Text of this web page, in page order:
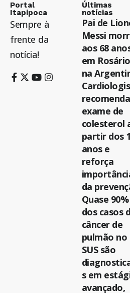
Portal
Itapipoca
Sempre à
frente da
notícia!
Últimas
notícias
Pai de
Messi
aos 68
em
na
recomenda
exame de
colesterol
partir dos
anos e
reforça
da
Quase 90%
dos casos
câncer de
pulmão no
SUS são
s em
avançado,